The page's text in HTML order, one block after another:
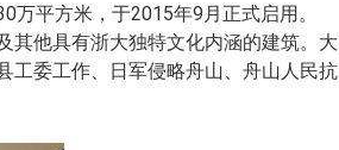
平方米，于2015年9月正式启用。
他具有浙大独特文化内涵的建筑。大
工委工作、日军侵略舟山、舟山人民抗